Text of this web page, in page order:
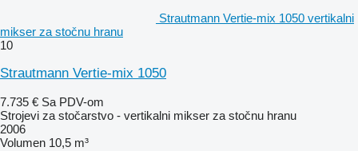
Strautmann Vertie-mix 1050 vertikalni
mikser za stočnu hranu
10
Strautmann Vertie-mix 1050
7.735 € Sa PDV-om
Strojevi za stočarstvo - vertikalni mikser za stočnu hranu
2006
Volumen 10,5 m³